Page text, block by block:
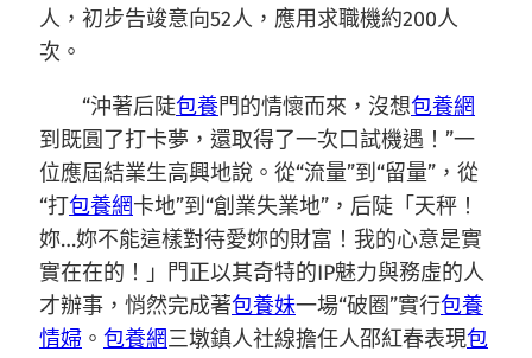
人，初步告竣意向52人，應用求職機約200人
次。
“沖著后陡包養門的情懷而來，沒想包養網
到既圓了打卡夢，還取得了一次口試機遇！”一
位應屆結業生高興地說。從“流量”到“留量”，從
“打包養網卡地”到“創業失業地”，后陡「天秤！
妳…妳不能這樣對待愛妳的財富！我的心意是實
實在在的！」門正以其奇特的IP魅力與務虛的人
才辦事，悄然完成著包養妹一場“破圈”實行包養
情婦 。 包養網三墩鎮人社線擔任人邵紅春表現包